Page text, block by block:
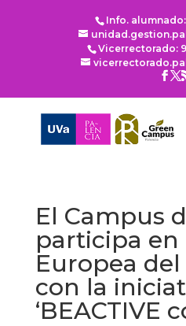
Info. alumnado:
Vicerrectorado:
El Campus
participa en
Europea
con la
‘BEACTIVE